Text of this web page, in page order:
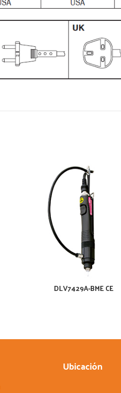
DLV7429A-BME CE
Ubicación